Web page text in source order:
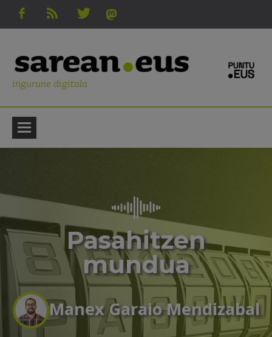
ingurune digitala
Pasahitzen
mundua
Manex Garaio Mendizabal